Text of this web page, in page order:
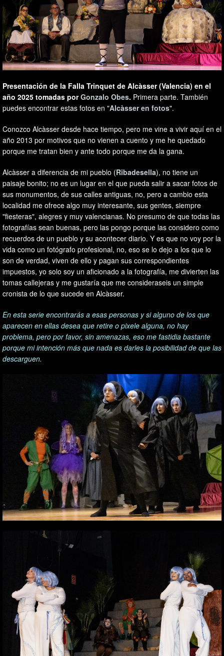
Presentación de la Falla Trinquet de Alcàsser (Valencia) en el
año 2025 tomadas porGonzalo Obes. Primera parte. También
puedes encontrar estas fotos en "Alcàsser en fotos".
Conozco Alcàsser desde hace tiempo, pero me vine a vivir aquí en el
año 2013 por motivos que no vienen a cuento y me he quedado
porque me tratan bien y ante todo porque me da la gana.
Alcàsser a diferencia de mi pueblo (Ribadesella), no tiene un
paisaje bonito; no es un lugar en el que pueda salir a sacar fotos de
sus monumentos, de sus calles antiguas, no, pero a cambio esta
localidad me ofrece algo muy interesante, sus gentes, siempre
"fiesteras", alegres y muy valencianas. No presumo de que todas las
fotografías sean buenas, pero las pongo porque las considero como
recuerdos de un pueblo y su acontecer diario. Y es que no voy por la
vida como un fotógrafo profesional, no, eso se lo dejo a los que lo
son de verdad, viven de ello y pagan sus correspondientes
impuestos, yo solo soy un aficionado a la fotografía, me divierten las
tomas callejeras y me gustaría que me consideraseis un simple
cronista de lo que sucede en Alcàsser.
En esta serie encontrarás a esas personas y si alguno de los que
aparecen en ellas desea que retire o pixele alguna, no hay
problema, pero por favor, sin amenazas, eso me fastidia bastante
porque mi intención más que nada es darles la posibilidad de que las
descarguen.